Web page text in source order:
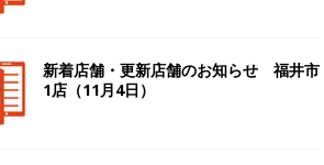
新着店舗・更新店舗のお知らせ 福井市
1店（11月4日）